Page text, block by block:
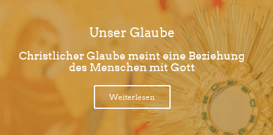
Unser Glaube
Christlicher Glaube meint eine Beziehung
des Menschen mit Gott
Weiterlesen